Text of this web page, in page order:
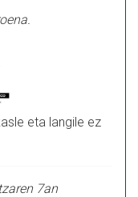
eta langile ez
7an